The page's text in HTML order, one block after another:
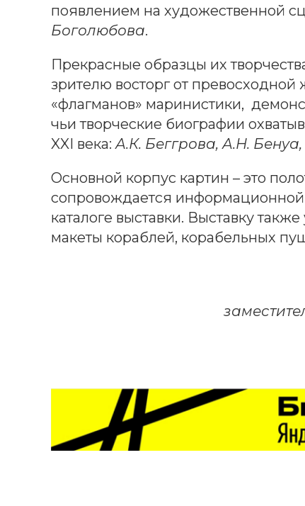
появлением на художественной
Боголюбова.
Прекрасные образцы их
зрителю восторг от
«флагманов» маринистики,
чьи творческие биографии
XXI века:А.К. Беггрова, А.Н.
Основной корпус картин – это
сопровождается
каталоге выставки. Выставку
макеты кораблей, корабельных